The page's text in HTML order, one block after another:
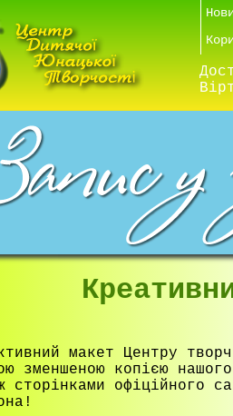
макет Центру
зменшеною копією
сторінками офіційного